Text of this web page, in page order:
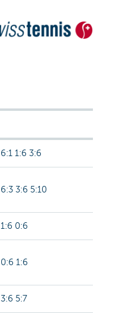
6:1 1:6 3:6
6:3 3:6 5:10
1:6 0:6
0:6 1:6
3:6 5:7